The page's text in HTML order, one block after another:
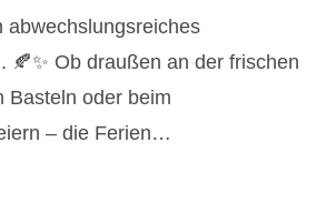
abwechslungsreiches
🍂✨ Ob draußen an der frischen
Basteln oder beim
– die Ferien…